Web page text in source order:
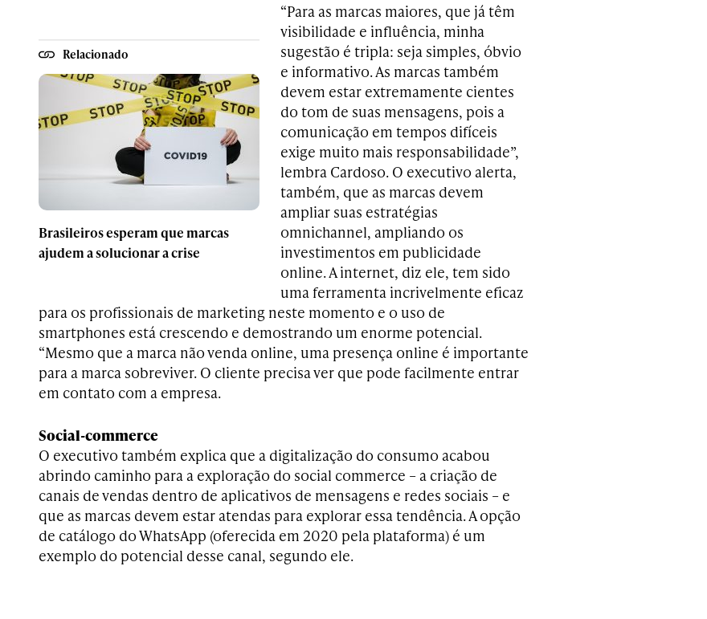
Relacionado
Brasileiros esperam que marcas
ajudem a solucionar a crise
“Para as marcas maiores, que já têm
visibilidade e influência, minha
sugestão é tripla: seja simples, óbvio
e informativo. As marcas também
devem estar extremamente cientes
do tom de suas mensagens, pois a
comunicação em tempos difíceis
exige muito mais responsabilidade”,
lembra Cardoso. O executivo alerta,
também, que as marcas devem
ampliar suas estratégias
omnichannel, ampliando os
investimentos em publicidade
online. A internet, diz ele, tem sido
uma ferramenta incrivelmente eficaz
para os profissionais de marketing neste momento e o uso de
smartphones está crescendo e demostrando um enorme potencial.
“Mesmo que a marca não venda online, uma presença online é importante
para a marca sobreviver. O cliente precisa ver que pode facilmente entrar
em contato com a empresa.
Social-commerce
O executivo também explica que a digitalização do consumo acabou
abrindo caminho para a exploração do social commerce – a criação de
canais de vendas dentro de aplicativos de mensagens e redes sociais – e
que as marcas devem estar atendas para explorar essa tendência. A opção
de catálogo do WhatsApp (oferecida em 2020 pela plataforma) é um
exemplo do potencial desse canal, segundo ele.